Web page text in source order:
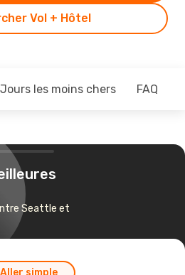
Vol + Hôtel
Jours les moins chers FAQ
Seattle et
Aller simple